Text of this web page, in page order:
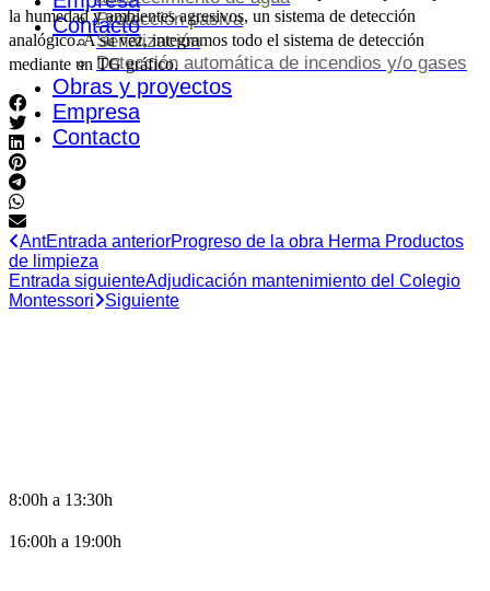
ContactoProtección pasiva
Señalización
Detección automática de incendios y/o gases
Obras y proyectos
Empresa
Contacto
la humedad y ambientes agresivos, un sistema de detección
analógico. A su vez, integramos todo el sistema de detección
mediante un TG gráfico.
AntEntrada anteriorProgreso de la obra Herma Productos
de limpieza
Entrada siguienteAdjudicación mantenimiento del Colegio
Montessori
Siguiente
8:00h a 13:30h
16:00h a 19:00h